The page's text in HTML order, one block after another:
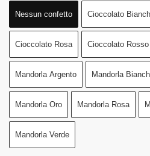
Nessun confetto Cioccolato
Cioccolato Rosa Cioccolato Rosso
Mandorla Argento Mandorla
Mandorla Oro Mandorla Rosa
Mandorla Verde